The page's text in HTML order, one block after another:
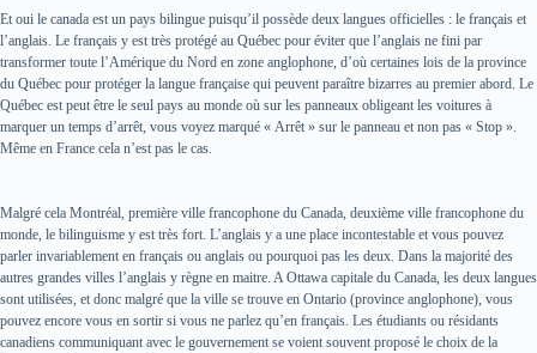
Et oui le canada est un pays bilingue puisqu’il possède deux langues officielles : le français et
l’anglais. Le français y est très protégé au Québec pour éviter que l’anglais ne fini par
transformer toute l’Amérique du Nord en zone anglophone, d’où certaines lois de la province
du Québec pour protéger la langue française qui peuvent paraître bizarres au premier abord. Le
Québec est peut être le seul pays au monde où sur les panneaux obligeant les voitures à
marquer un temps d’arrêt, vous voyez marqué « Arrêt » sur le panneau et non pas « Stop ».
Même en France cela n’est pas le cas.
Malgré cela Montréal, première ville francophone du Canada, deuxième ville francophone du
monde, le bilinguisme y est très fort. L’anglais y a une place incontestable et vous pouvez
parler invariablement en français ou anglais ou pourquoi pas les deux. Dans la majorité des
autres grandes villes l’anglais y règne en maitre. A Ottawa capitale du Canada, les deux langues
sont utilisées, et donc malgré que la ville se trouve en Ontario (province anglophone), vous
pouvez encore vous en sortir si vous ne parlez qu’en français. Les étudiants ou résidants
canadiens communiquant avec le gouvernement se voient souvent proposé le choix de la